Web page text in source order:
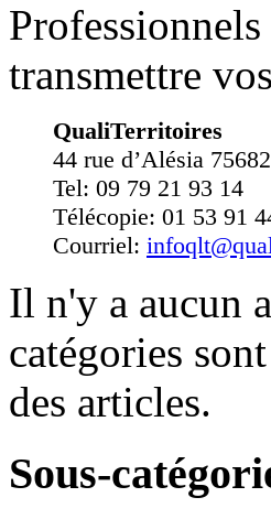
transmettre
QualiTerritoires
44 rue d’Alésia
Tel: 09 79 21 93 14
Télécopie: 01 53 91
Courriel:
Il n'y a aucun
catégories
des articles.
Sous-